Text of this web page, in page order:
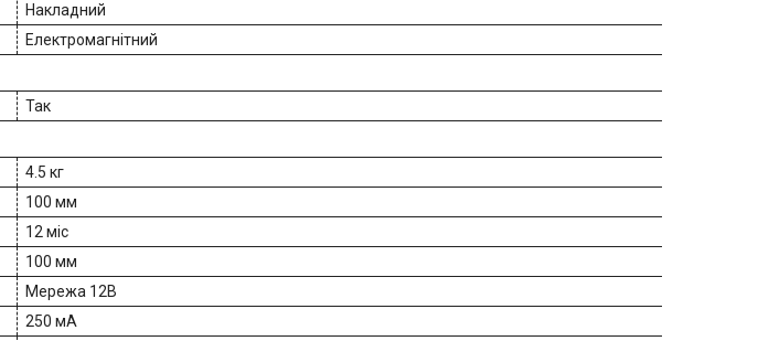
Накладний
Електромагнітний
Так
4.5 кг
100 мм
12 міс
100 мм
Мережа 12В
250 мА